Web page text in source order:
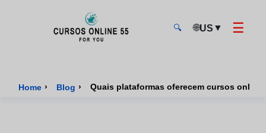
🔍 🌐US ▼ ☰
Home › Blog › Quais plataformas oferecem cursos